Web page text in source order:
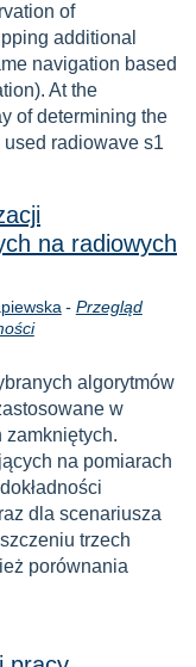
of
additional
navigation based
At the
of determining the
radiowave s1
na radiowych
- Przegląd
algorytmów
w
na pomiarach
dla scenariusza
trzech
porównania